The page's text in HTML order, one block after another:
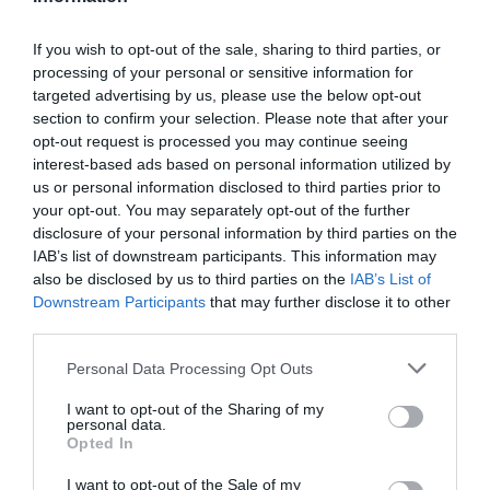
If you wish to opt-out of the sale, sharing to third parties, or
processing of your personal or sensitive information for
targeted advertising by us, please use the below opt-out
section to confirm your selection. Please note that after your
opt-out request is processed you may continue seeing
interest-based ads based on personal information utilized by
us or personal information disclosed to third parties prior to
your opt-out. You may separately opt-out of the further
disclosure of your personal information by third parties on the
IAB’s list of downstream participants. This information may
also be disclosed by us to third parties on the IAB’s List of
Downstream Participants that may further disclose it to other
Personal Data Processing Opt Outs
I want to opt-out of the Sharing of my
personal data.
Opted In
I want to opt-out of the Sale of my
Preus dels productes lactis a Europa | EUROPEAN
MILK MARKET OBSERVATORY
Quant als costos, la situació actual de preus molt
alts i volàtils de les matèries perimeres està
aportant una seriosa dificultat al sector. Soja,
blat i blat de moro tenen en relació a fa un any
preus superiors al 30% o al 50%. Són tres
productes bàsics per a l’alimentació animal i dels
Això no obstant, part de la solució pot venir de la
creixent demanda de la Xina: mitjans de premsa
internacionals s’acaben de fer ressò de